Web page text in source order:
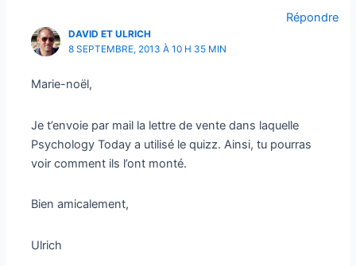
Répondre
DAVID ET ULRICH
8 SEPTEMBRE, 2013 À 10 H 35 MIN
Marie-noël,
Je t’envoie par mail la lettre de vente dans laquelle
Psychology Today a utilisé le quizz. Ainsi, tu pourras
voir comment ils l’ont monté.
Bien amicalement,
Ulrich